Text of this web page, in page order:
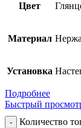
Цвет
Материал
Установка
Подробнее
Быстрый
Количество